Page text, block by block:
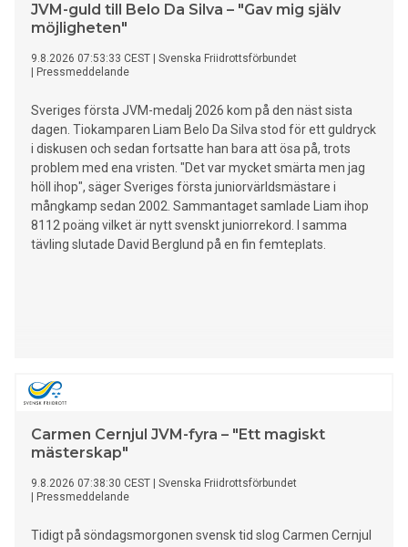
JVM-guld till Belo Da Silva – "Gav mig själv
möjligheten"
9.8.2026 07:53:33 CEST
Svenska Friidrottsförbundet
Pressmeddelande
Sveriges första JVM-medalj 2026 kom på den näst sista
dagen. Tiokamparen Liam Belo Da Silva stod för ett guldryck
i diskusen och sedan fortsatte han bara att ösa på, trots
problem med ena vristen. "Det var mycket smärta men jag
höll ihop", säger Sveriges första juniorvärldsmästare i
mångkamp sedan 2002. Sammantaget samlade Liam ihop
8112 poäng vilket är nytt svenskt juniorrekord. I samma
tävling slutade David Berglund på en fin femteplats.
Carmen Cernjul JVM-fyra – "Ett magiskt
mästerskap"
9.8.2026 07:38:30 CEST
Svenska Friidrottsförbundet
Pressmeddelande
Tidigt på söndagsmorgonen svensk tid slog Carmen Cernjul